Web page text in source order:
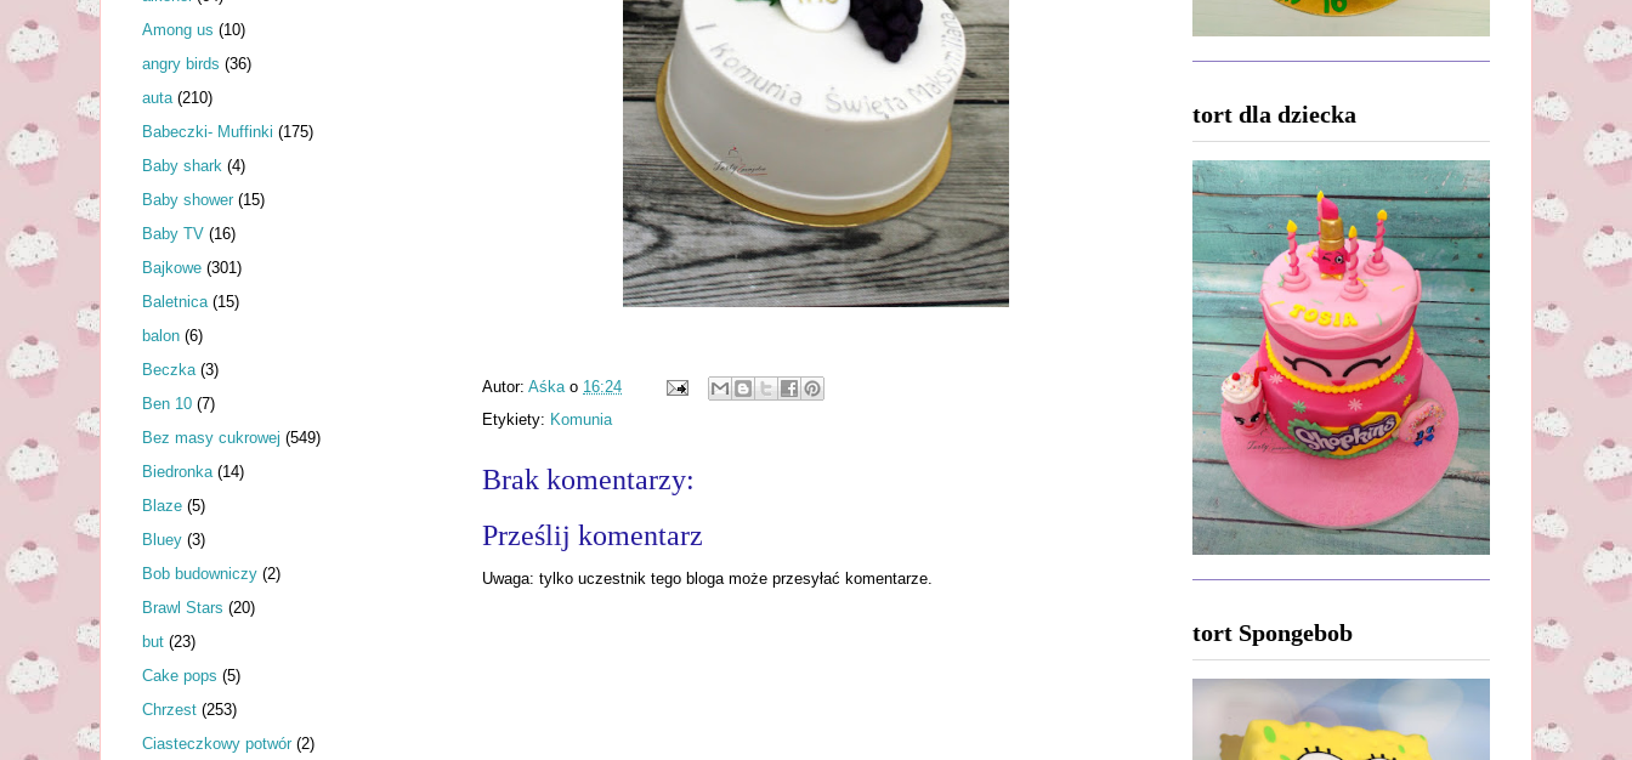
Autor: Aśka o 16:24
Etykiety: Komunia
Brak komentarzy:
Prześlij komentarz
Uwaga: tylko uczestnik tego bloga może przesyłać komentarze.
Among us (10)
angry birds (36)
auta (210)
Babeczki- Muffinki (175)
Baby shark (4)
Baby shower (15)
Baby TV (16)
Bajkowe (301)
Baletnica (15)
balon (6)
Beczka (3)
Ben 10 (7)
Bez masy cukrowej (549)
Biedronka (14)
Blaze (5)
Bluey (3)
Bob budowniczy (2)
Brawl Stars (20)
but (23)
Cake pops (5)
Chrzest (253)
Ciasteczkowy potwór (2)
tort dla dziecka
tort Spongebob